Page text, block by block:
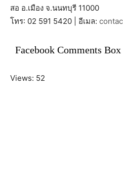
สอ อ.เมือง จ.นนทบุรี 11000
โทร: 02 591 5420 | อีเมล:
Facebook Comments Box
Views: 52